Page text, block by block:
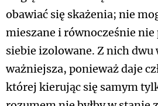
obawiać się skażenia; nie
mieszane i równocześnie
siebie izolowane. Z nich dwu
ważniejsza, ponieważ daje
której kierując się samym